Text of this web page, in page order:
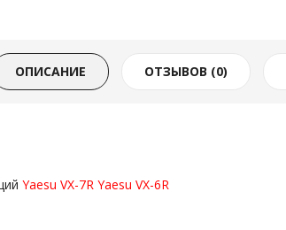
ОПИСАНИЕ ОТЗЫВОВ (0)
Yaesu VX-7R Yaesu VX-6R